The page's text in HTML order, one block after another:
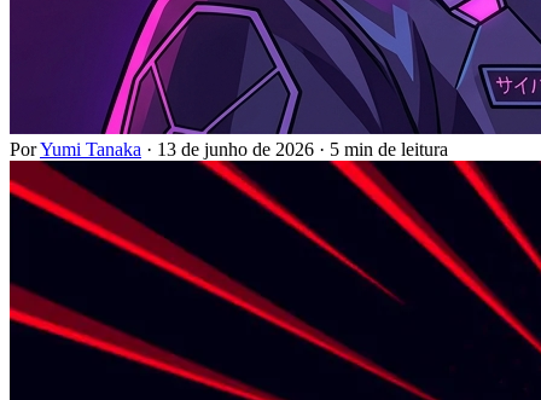
PorYumi Tanaka · 13 de junho de 2026 · 5 min de leitura